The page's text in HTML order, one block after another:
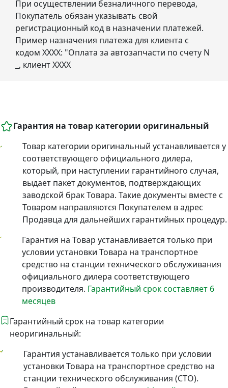
При осуществлении безналичного перевода,
Покупатель обязан указывать свой
регистрационный код в назначении платежей.
Пример назначения платежа для клиента с
кодом ХХХХ: "Оплата за автозапчасти по счету N
_, клиент ХХХХ
Гарантия на товар категории оригинальный
Товар категории оригинальный устанавливается у
соответствующего официального дилера,
который, при наступлении гарантийного случая,
выдает пакет документов, подтверждающих
заводской брак Товара. Такие документы вместе с
Товаром направляются Покупателем в адрес
Продавца для дальнейших гарантийных процедур.
Гарантия на Товар устанавливается только при
условии установки Товара на транспортное
средство на станции технического обслуживания
официального дилера соответствующего
производителя. Гарантийный срок составляет 6
месяцев
Гарантийный срок на товар категории
неоригинальный:
Гарантия устанавливается только при условии
установки Товара на транспортное средство на
станции технического обслуживания (СТО).